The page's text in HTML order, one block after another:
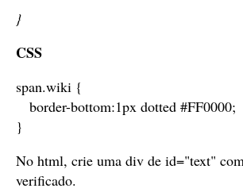
}
CSS
span.wiki {
border-bottom:1px dotted #FF0000;
}
No html, crie uma div de id="text"
verificado.